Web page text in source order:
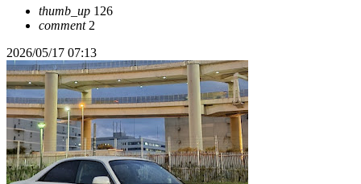
thumb_up 126
comment2
2026/05/17 07:13